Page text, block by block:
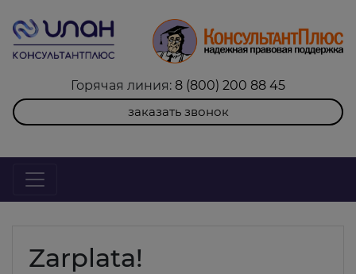
Горячая линия: 8 (800) 200 88 45
заказать звонок
Zarplata!